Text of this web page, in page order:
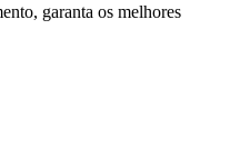
garanta os melhores